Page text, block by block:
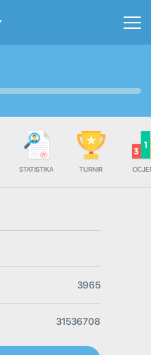
STATISTIKA TURNIR
3965
31536708